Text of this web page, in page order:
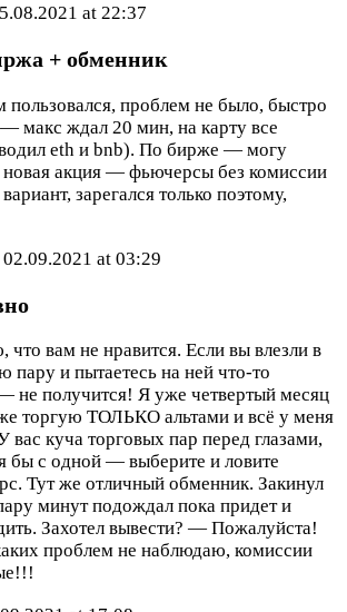
at 22:37
+ обменник
проблем не было, быстро
макс ждал 20 мин, на карту все
eth и bnb). По бирже — могу
новая акция — фьючерсы без комиссии
зарегался только поэтому,
02.09.2021 at 03:29
вам не нравится. Если вы влезли в
пару и пытаетесь на ней что-то
не получится! Я уже четвертый месяц
торгую ТОЛЬКО альтами и всё у меня
вас куча торговых пар перед глазами,
бы с одной — выберите и ловите
Тут же отличный обменник. Закинул
минут подождал пока придет и
Захотел вывести? — Пожалуйста!
проблем не наблюдаю, комиссии